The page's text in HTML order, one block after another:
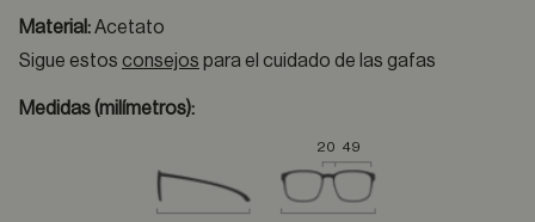
Material:Acetato
Sigue estos consejos para el cuidado de las gafas
Medidas (milímetros):
20 49